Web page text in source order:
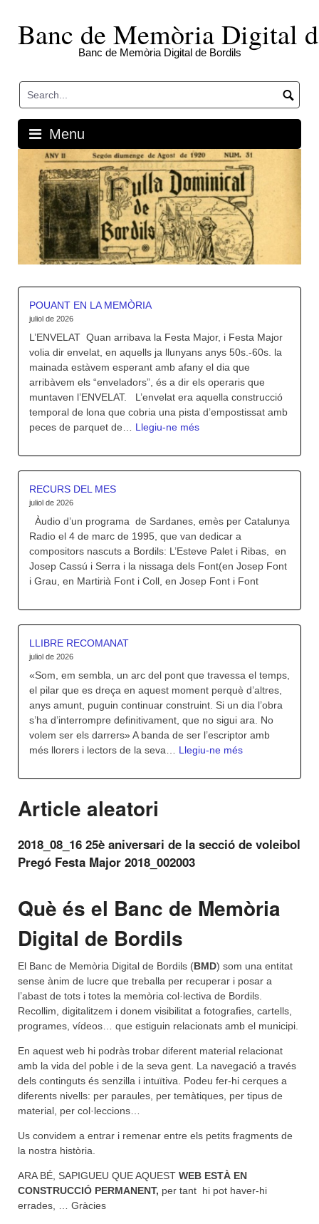
contentBanc de Memòria Digital
Banc de Memòria Digital de Bordils
Menu
POUANT EN LA MEMÒRIA
juliol de 2026
L’ENVELAT Quan arribava la Festa Major, i Festa Major
volia dir envelat, en aquells ja llunyans anys 50s.-60s. la
mainada estàvem esperant amb afany el dia que
arribàvem els “enveladors”, és a dir els operaris que
muntaven l’ENVELAT. L’envelat era aquella construcció
temporal de lona que cobria una pista d’empostissat amb
peces de parquet de… Llegiu-ne més:
EN
LA
RECURS DEL MES
juliol de 2026
Àudio d’un programa de Sardanes, emès per Catalunya
Radio el 4 de marc de 1995, que van dedicar a
compositors nascuts a Bordils: L’Esteve Palet i Ribas, en
Josep Cassú i Serra i la nissaga dels Font(en Josep Font
i Grau, en Martirià Font i Coll, en Josep Font i Font
LLIBRE RECOMANAT
juliol de 2026
«Som, em sembla, un arc del pont que travessa el temps,
el pilar que es dreça en aquest moment perquè d’altres,
anys amunt, puguin continuar construint. Si un dia l’obra
s’ha d’interrompre definitivament, que no sigui ara. No
volem ser els darrers» A banda de ser l’escriptor amb
més llorers i lectors de la seva… Llegiu-ne més:
RECOMANAT
Article aleatori
2018_08_16 25è aniversari de la secció de voleibol
Pregó Festa Major 2018_002003
Què és el Banc de Memòria
Digital de Bordils
El Banc de Memòria Digital de Bordils (BMD) som una entitat
sense ànim de lucre que treballa per recuperar i posar a
l’abast de tots i totes la memòria col·lectiva de Bordils.
Recollim, digitalitzem i donem visibilitat a fotografies, cartells,
programes, vídeos… que estiguin relacionats amb el municipi.
En aquest web hi podràs trobar diferent material relacionat
amb la vida del poble i de la seva gent. La navegació a través
dels continguts és senzilla i intuïtiva. Podeu fer-hi cerques a
diferents nivells: per paraules, per temàtiques, per tipus de
material, per col·leccions…
Us convidem a entrar i remenar entre els petits fragments de
la nostra història.
ARA BÉ, SAPIGUEU QUE AQUEST WEB ESTÀ EN
CONSTRUCCIÓ PERMANENT, per tant hi pot haver-hi
errades, … Gràcies